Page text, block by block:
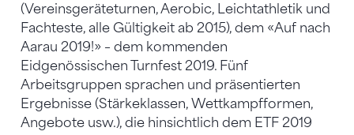
(Vereinsgeräteturnen, Aerobic, Leichtathletik und
Fachteste, alle Gültigkeit ab 2015), dem «Auf nach
Aarau 2019!» – dem kommenden
Eidgenössischen Turnfest 2019. Fünf
Arbeitsgruppen sprachen und präsentierten
Ergebnisse (Stärkeklassen, Wettkampfformen,
Angebote usw.), die hinsichtlich dem ETF 2019